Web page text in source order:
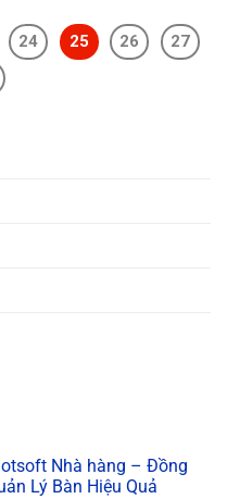
24 25 26 27
Nhà hàng – Đồng
Lý Bàn Hiệu Quả